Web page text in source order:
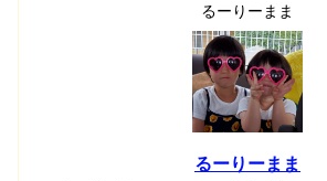
るーりーまま
るーりーまま